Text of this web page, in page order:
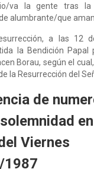
va la gente tras la
alumbrante/que aman
a las 12
la Bendición
Borau, según el
la Resurrección del
de
Viernes
1987